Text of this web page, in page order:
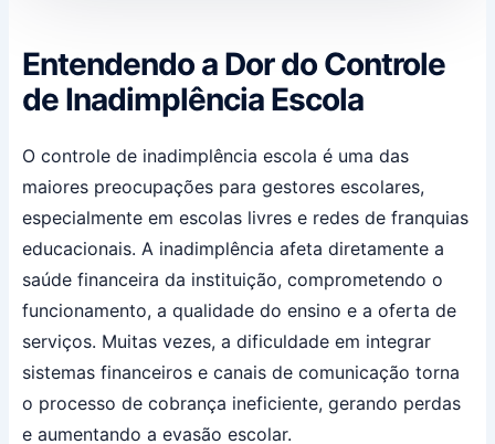
Entendendo a Dor do Controle
de Inadimplência Escola
O controle de inadimplência escola é uma das
maiores preocupações para gestores escolares,
especialmente em escolas livres e redes de franquias
educacionais. A inadimplência afeta diretamente a
saúde financeira da instituição, comprometendo o
funcionamento, a qualidade do ensino e a oferta de
serviços. Muitas vezes, a dificuldade em integrar
sistemas financeiros e canais de comunicação torna
o processo de cobrança ineficiente, gerando perdas
e aumentando a evasão escolar.